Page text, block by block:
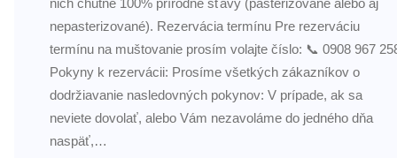
nich chutné 100% prírodné šťavy (pasterizované alebo aj
nepasterizované). Rezervácia termínu Pre rezerváciu
termínu na muštovanie prosím volajte číslo: 📞 0908 967
Pokyny k rezervácii: Prosíme všetkých zákazníkov o
dodržiavanie nasledovných pokynov: V prípade, ak sa
neviete dovolať, alebo Vám nezavoláme do jedného dňa
naspäť,…